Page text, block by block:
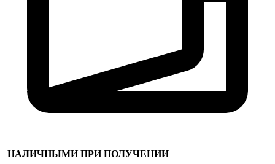
НАЛИЧНЫМИ ПРИ ПОЛУЧЕНИИ